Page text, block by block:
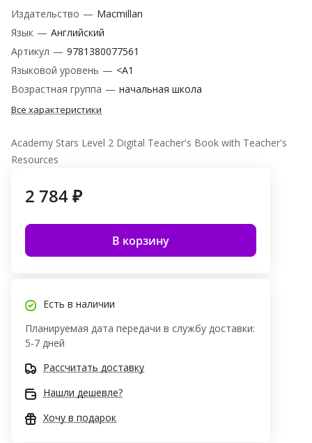
Издательство — Macmillan
Язык — Английский
Артикул — 9781380077561
Языковой уровень — <A1
Возрастная группа — начальная школа
Все характеристики
Academy Stars Level 2 Digital Teacher's Book with Teacher's
Resources
2 784 ₽
В корзину
Есть в наличии
Планируемая дата передачи в службу доставки:
5-7 дней
Рассчитать доставку
Нашли дешевле?
Хочу в подарок